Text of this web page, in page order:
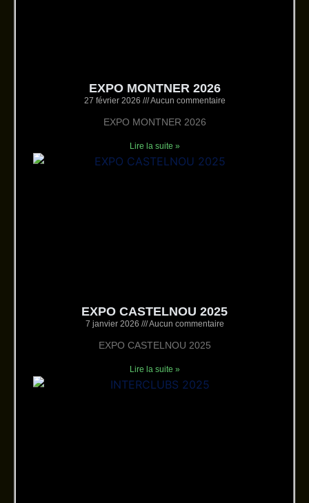
EXPO MONTNER 2026
27 février 2026 Aucun commentaire
EXPO MONTNER 2026
Lire la suite »
EXPO CASTELNOU 2025
7 janvier 2026 Aucun commentaire
EXPO CASTELNOU 2025
Lire la suite »